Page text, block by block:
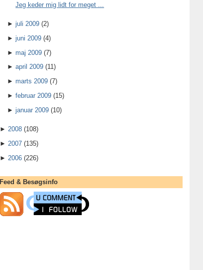
Jeg keder mig lidt for meget ...
►juli 2009 (2)
►juni 2009 (4)
►maj 2009 (7)
►april 2009 (11)
►marts 2009 (7)
►februar 2009 (15)
►januar 2009 (10)
► 2008 (108)
► 2007 (135)
► 2006 (226)
Feed & Besøgsinfo